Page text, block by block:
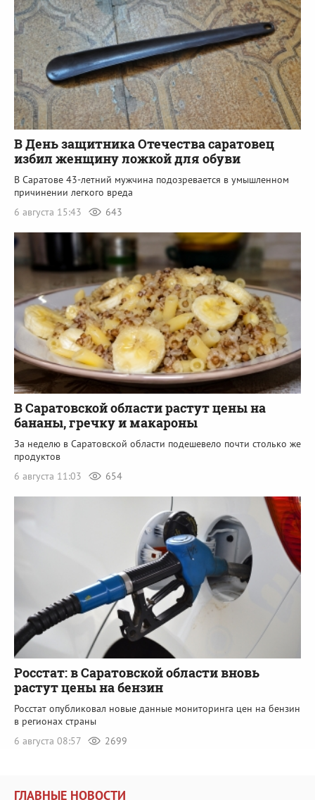
В День защитника Отечества саратовец
избил женщину ложкой для обуви
В Саратове 43-летний мужчина подозревается в умышленном
причинении легкого вреда
6 августа 15:43
643
В Саратовской области растут цены на
бананы, гречку и макароны
За неделю в Саратовской области подешевело почти столько же
продуктов
6 августа 11:03
654
Росстат: в Саратовской области вновь
растут цены на бензин
Росстат опубликовал новые данные мониторинга цен на бензин
в регионах страны
6 августа 08:57
2699
ГЛАВНЫЕ НОВОСТИ